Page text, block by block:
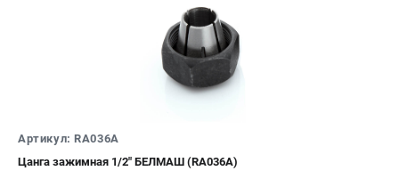
Артикул: RA036A
Цанга зажимная 1/2" БЕЛМАШ (RA036A)